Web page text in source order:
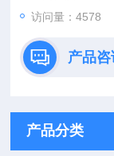
访问量：4578
产品咨
产品分类